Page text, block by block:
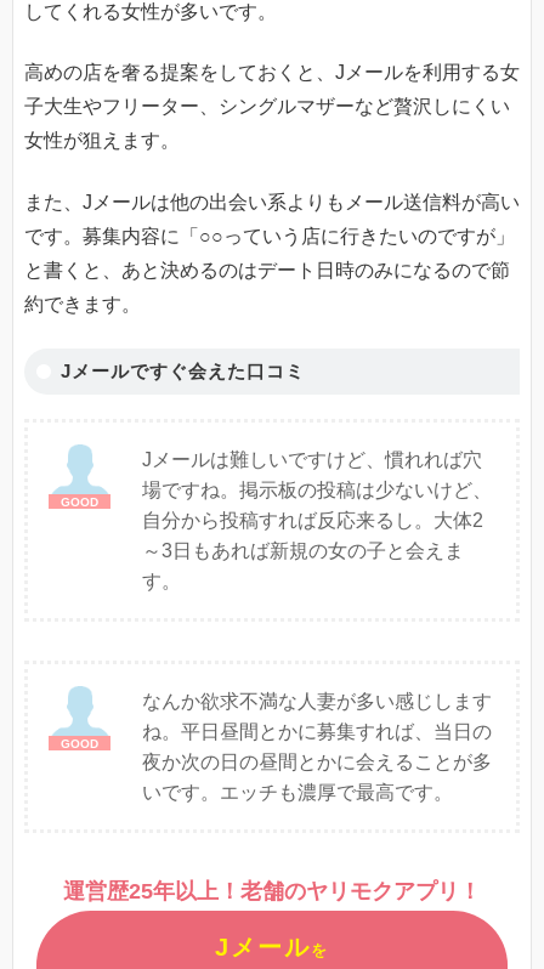
してくれる女性が多いです。
高めの店を奢る提案をしておくと、Jメールを利用する女
子大生やフリーター、シングルマザーなど贅沢しにくい
女性が狙えます。
また、Jメールは他の出会い系よりもメール送信料が高い
です。募集内容に「○○っていう店に行きたいのですが」
と書くと、あと決めるのはデート日時のみになるので節
約できます。
Jメールですぐ会えた口コミ
Jメールは難しいですけど、慣れれば穴
場ですね。掲示板の投稿は少ないけど、
自分から投稿すれば反応来るし。大体2
～3日もあれば新規の女の子と会えま
す。
なんか欲求不満な人妻が多い感じします
ね。平日昼間とかに募集すれば、当日の
夜か次の日の昼間とかに会えることが多
いです。エッチも濃厚で最高です。
運営歴25年以上！老舗のヤリモクアプリ！
Jメールを